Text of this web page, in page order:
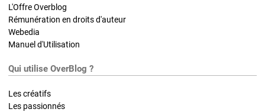
L'Offre Overblog
Rémunération en droits d'auteur
Webedia
Manuel d'Utilisation
Qui utilise OverBlog ?
Les créatifs
Les passionnés